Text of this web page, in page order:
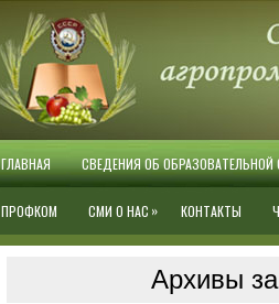
ГЛАВНАЯ СВЕДЕНИЯ ОБ ОБРАЗОВАТЕЛЬНОЙ
ПРОФКОМ СМИ О НАС » КОНТАКТЫ
Архивы